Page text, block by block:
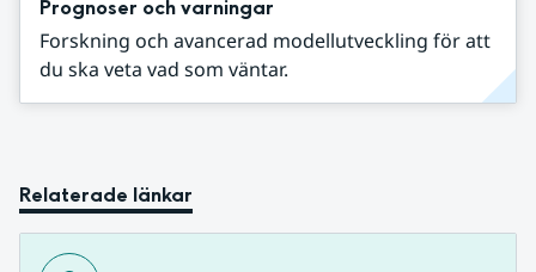
Prognoser och varningar
Forskning och avancerad modellutveckling för att
du ska veta vad som väntar.
Relaterade länkar